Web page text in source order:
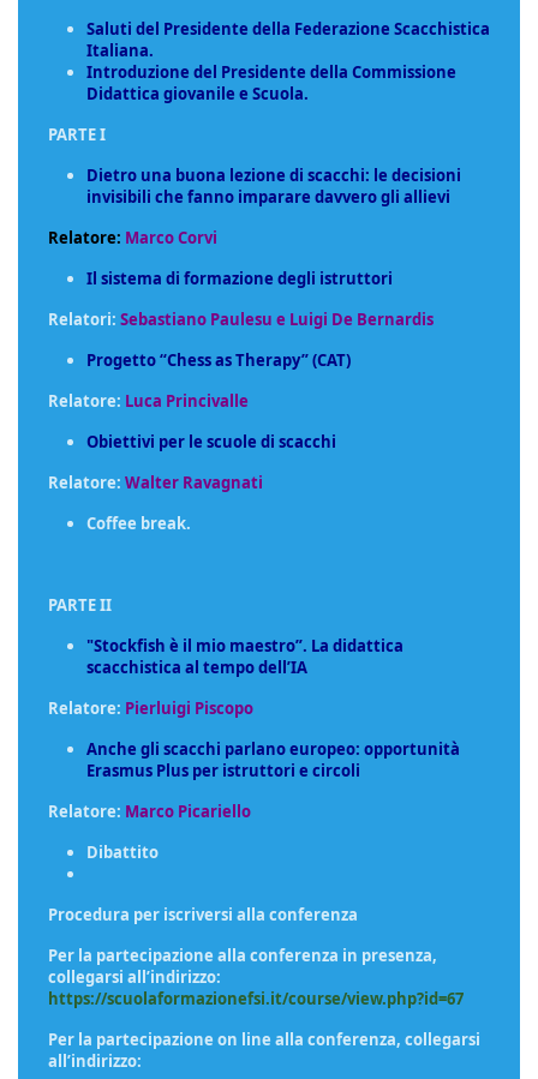
Saluti del Presidente della Federazione Scacchistica
Italiana.
Introduzione del Presidente della Commissione
Didattica giovanile e Scuola.
PARTE I
Dietro una buona lezione di scacchi: le decisioni
invisibili che fanno imparare davvero gli allievi
Relatore: Marco Corvi
Il sistema di formazione degli istruttori
Relatori: Sebastiano Paulesu e Luigi De Bernardis
Progetto “Chess as Therapy” (CAT)
Relatore: Luca Princivalle
Obiettivi per le scuole di scacchi
Relatore: Walter Ravagnati
Coffee break.
PARTE II
"Stockfish è il mio maestro”. La didattica
scacchistica al tempo dell’IA
Relatore: Pierluigi Piscopo
Anche gli scacchi parlano europeo: opportunità
Erasmus Plus per istruttori e circoli
Relatore: Marco Picariello
Dibattito
Procedura per iscriversi alla conferenza
Per la partecipazione alla conferenza in presenza,
collegarsi all’indirizzo:
https://scuolaformazionefsi.it/course/view.php?id=67
Per la partecipazione on line alla conferenza, collegarsi
all’indirizzo: